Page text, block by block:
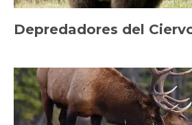
Depredadores del